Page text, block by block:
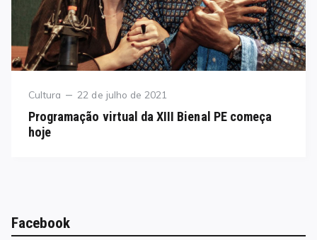
Category
Cultura
Posted
22 de julho de 2021
Programação virtual da XIII Bienal PE começa
hoje
Facebook